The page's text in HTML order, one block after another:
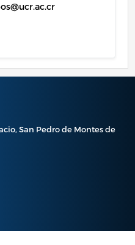
San Pedro de Montes de